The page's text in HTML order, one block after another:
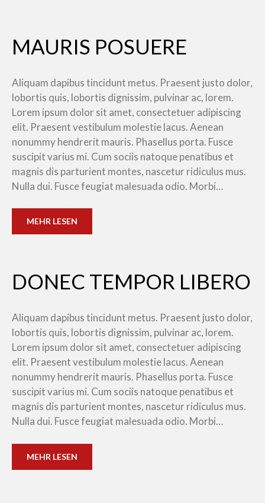
MAURIS POSUERE
Aliquam dapibus tincidunt metus. Praesent justo dolor,
lobortis quis, lobortis dignissim, pulvinar ac, lorem.
Lorem ipsum dolor sit amet, consectetuer adipiscing
elit. Praesent vestibulum molestie lacus. Aenean
nonummy hendrerit mauris. Phasellus porta. Fusce
suscipit varius mi. Cum sociis natoque penatibus et
magnis dis parturient montes, nascetur ridiculus mus.
Nulla dui. Fusce feugiat malesuada odio. Morbi…
MEHR LESEN
DONEC TEMPOR LIBERO
Aliquam dapibus tincidunt metus. Praesent justo dolor,
lobortis quis, lobortis dignissim, pulvinar ac, lorem.
Lorem ipsum dolor sit amet, consectetuer adipiscing
elit. Praesent vestibulum molestie lacus. Aenean
nonummy hendrerit mauris. Phasellus porta. Fusce
suscipit varius mi. Cum sociis natoque penatibus et
magnis dis parturient montes, nascetur ridiculus mus.
Nulla dui. Fusce feugiat malesuada odio. Morbi…
MEHR LESEN